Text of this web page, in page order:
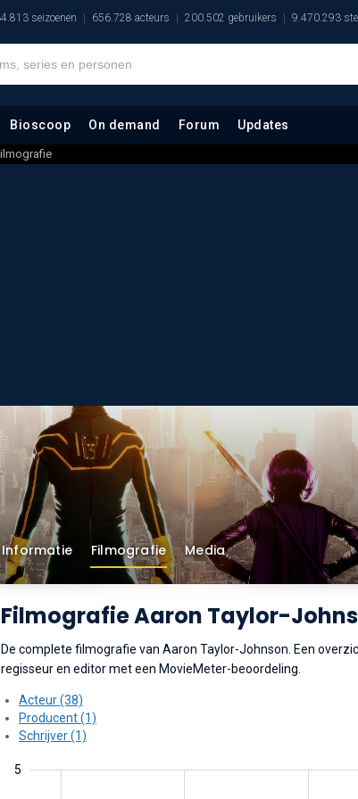
seizoenen 656.728 acteurs 200.502 gebruikers 9.470.293
Bioscoop On demand Forum Updates
Informatie Filmografie Media
Filmografie Aaron Taylor-
De complete filmografie van Aaron Taylor-Johnson. Een
regisseur en editor met een MovieMeter-beoordeling.
Acteur (38)
Producent (1)
Schrijver (1)
5